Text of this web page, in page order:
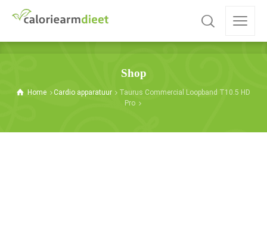
Shop
Home Cardio apparatuur
Taurus Commercial Loopband T10.5 HD
Pro